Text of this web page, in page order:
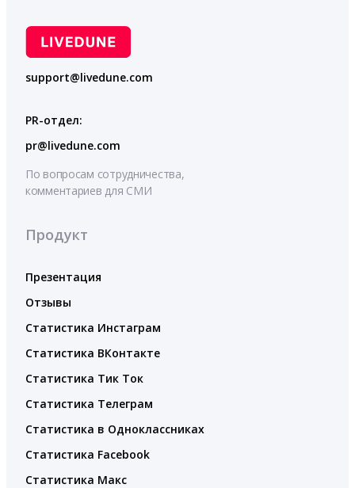
support@livedune.com
PR-отдел:
pr@livedune.com
По вопросам сотрудничества,
комментариев для СМИ
Продукт
Презентация
Отзывы
Статистика Инстаграм
Статистика ВКонтакте
Статистика Тик Ток
Статистика Телеграм
Статистика в Одноклассниках
Статистика Facebook
Статистика Макс